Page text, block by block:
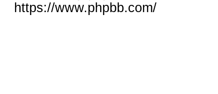
https://www.phpbb.com/